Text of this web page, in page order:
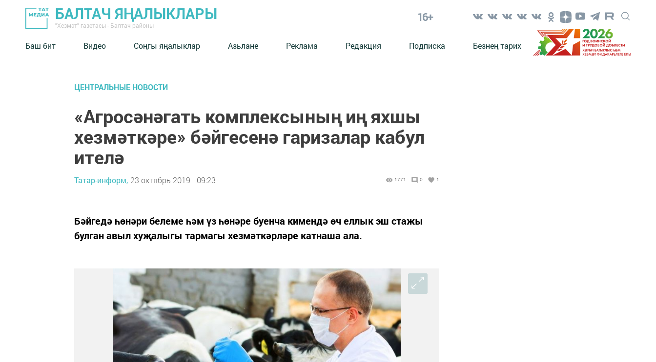
БАЛТАЧ ЯҢАЛЫКЛАРЫ
"Хезмәт" газетасы - Балтач районы
16+
Баш бит Видео Соңгы яңалыклар Азьлане Реклама Редакция Подписка Безнең тарих
ЦЕНТРАЛЬНЫЕ НОВОСТИ
«Агросәнәгать комплексының иң яхшы
хезмәткәре» бәйгесенә гаризалар кабул
ителә
Татар-информ, 23 октябрь 2019 - 09:23 1771 0 1
Бәйгедә һөнәри белеме һәм үз һөнәре буенча кимендә өч еллык эш стажы
булган авыл хуҗалыгы тармагы хезмәткәрләре катнаша ала.